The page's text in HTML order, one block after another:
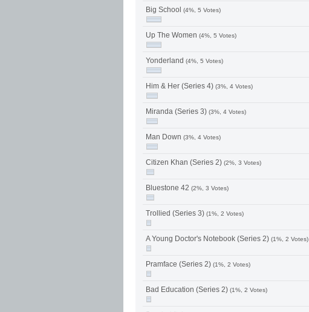
Big School (4%, 5 Votes)
Up The Women (4%, 5 Votes)
Yonderland (4%, 5 Votes)
Him & Her (Series 4) (3%, 4 Votes)
Miranda (Series 3) (3%, 4 Votes)
Man Down (3%, 4 Votes)
Citizen Khan (Series 2) (2%, 3 Votes)
Bluestone 42 (2%, 3 Votes)
Trollied (Series 3) (1%, 2 Votes)
A Young Doctor's Notebook (Series 2) (1%, 2 Votes)
Pramface (Series 2) (1%, 2 Votes)
Bad Education (Series 2) (1%, 2 Votes)